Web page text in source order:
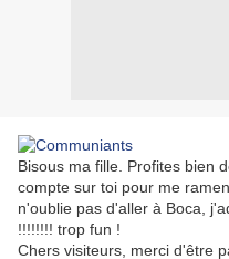
Bisous ma fille. Profites bien
compte sur toi pour me
n'oublie pas d'aller à Boca,
!!!!!!!! trop fun !
Chers visiteurs, merci d'être